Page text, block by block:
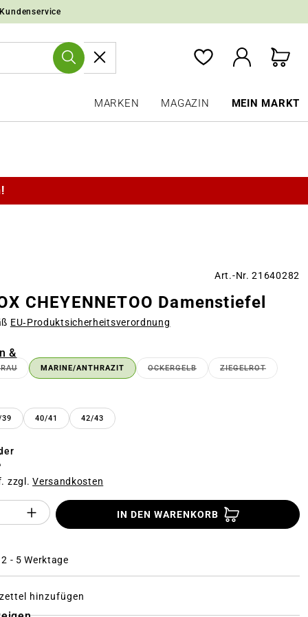
MARKEN MAGAZIN MEIN MARKT
&
Art.-Nr. 21640282
CHEYENNETOO Damenstiefel
EU‑Produktsicherheitsverordnung
(DIESE OPTION IST ZURZEIT NICHT VERFÜGBAR.)
MARINE/ANTHRAZIT OCKERGELB(DIESE OPTION IST ZURZEIT
ZIEGELROT
(DIESE
40/41 42/43
zzgl.Versandkosten
des Produktes "%product%":
IN DEN WARENKORB
- 5 Werktage
hinzufügen